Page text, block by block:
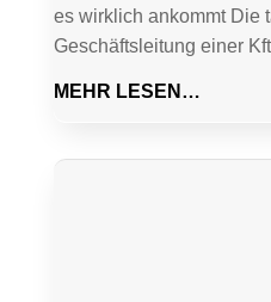
es wirklich ankommt Die
Geschäftsleitung einer
MEHR LESEN…